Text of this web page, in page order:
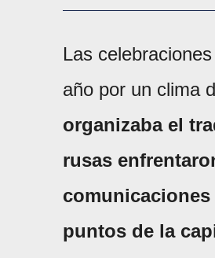
Las
año por un clima
organizaba el
rusas
puntos de la